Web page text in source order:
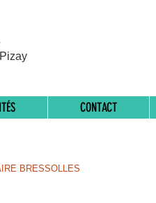
CONTACT
BRESSOLLES